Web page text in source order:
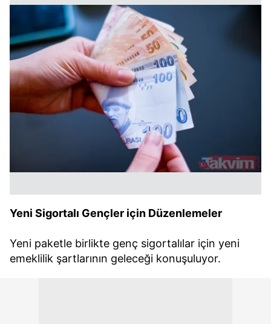
Yeni Sigortalı Gençler için Düzenlemeler
Yeni paketle birlikte genç sigortalılar için yeni
emeklilik şartlarının geleceği konuşuluyor.